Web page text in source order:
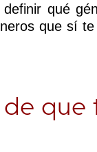
qué
que sí